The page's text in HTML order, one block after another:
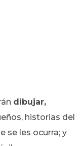
dibujar,
historias del
se les ocurra; y